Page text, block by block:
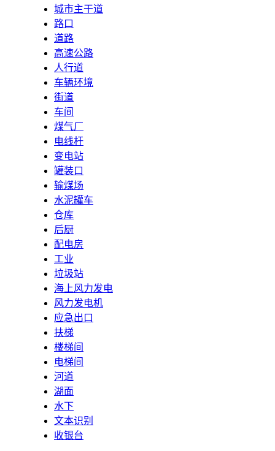
城市主干道
路口
道路
高速公路
人行道
车辆环境
街道
车间
煤气厂
电线杆
变电站
罐装口
输煤场
水泥罐车
仓库
后厨
配电房
工业
垃圾站
海上风力发电
风力发电机
应急出口
扶梯
楼梯间
电梯间
河道
湖面
水下
文本识别
收银台